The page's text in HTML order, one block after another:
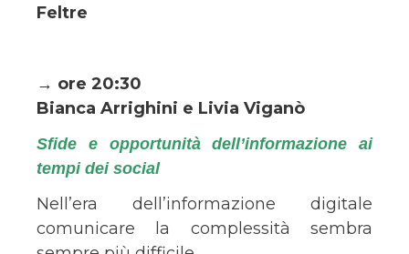
Feltre
→ ore 20:30
Bianca Arrighini e Livia Viganò
Sfide e opportunità dell’informazione ai
tempi dei social
Nell’era dell’informazione digitale
comunicare la complessità sembra